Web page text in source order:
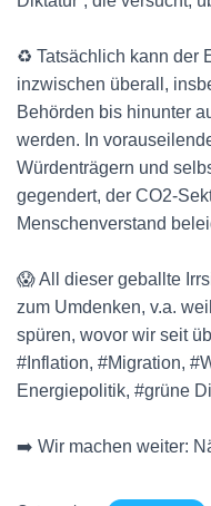
♻️ Tatsächlich kann der
inzwischen überall,
Behörden bis hinunter
werden. In
Würdenträgern und
gegendert, der CO2-
Menschenverstand
😱 All dieser geballte
zum Umdenken, v.a.
spüren, wovor wir seit
#Inflation, #Migration,
Energiepolitik, #grüne
➡️ Wir machen weiter: